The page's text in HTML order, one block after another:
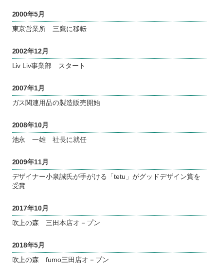
2000年5月
東京営業所 三鷹に移転
2002年12月
Liv Liv事業部 スタート
2007年1月
ガス関連用品の製造販売開始
2008年10月
池永 一雄 社長に就任
2009年11月
デザイナー小泉誠氏が手がける「tetu」がグッドデザイン賞を
受賞
2017年10月
吹上の森 三田本店オ－プン
2018年5月
吹上の森 fumo三田店オ－プン